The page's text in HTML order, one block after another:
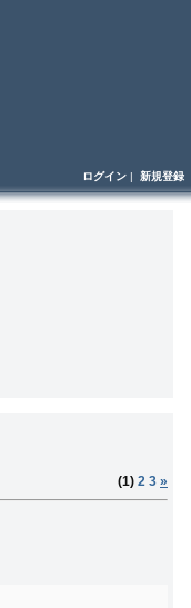
ログイン | 新規登録
(1) 2 3 »